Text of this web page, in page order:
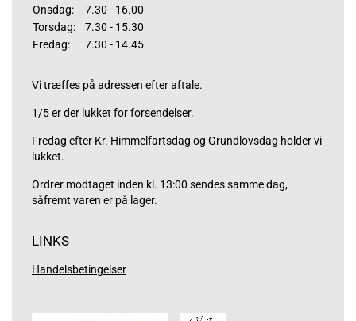
Onsdag:
7.30 - 16.00
Torsdag:
7.30 - 15.30
Fredag:
7.30 - 14.45
Vi træffes på adressen efter aftale.
1/5 er der lukket for forsendelser.
Fredag efter Kr. Himmelfartsdag og Grundlovsdag holder vi
lukket.
Ordrer modtaget inden kl. 13:00 sendes samme dag,
såfremt varen er på lager.
LINKS
Handelsbetingelser